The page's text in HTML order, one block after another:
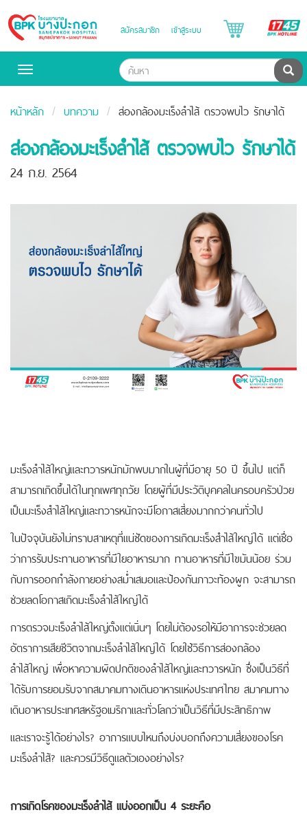
Bangpakok
Hospital
สมัครสมาชิก เข้าสู่ระบบ
Toggle
ค้น
หน้าหลัก บทความ ส่องกล้องมะเร็งลำไส้ ตรวจพบไว รักษาได้
ส่องกล้องมะเร็งลำไส้ ตรวจพบไว รักษาได้
24 ก.ย. 2564
มะเร็งลำไส้ใหญ่และทวารหนักมักพบมากในผู้ที่มีอายุ 50 ปี ขึ้นไป แต่ก็
สามารถเกิดขึ้นได้ในทุกเพศทุกวัย โดยผู้ที่มีประวัติบุคคลในครอบครัวป่วย
เป็นมะเร็งสำไส้ใหญ่และทวารหนักจะมีโอกาสเสี่ยงมากกว่าคนทั่วไป
ในปัจจุบันยังไม่ทราบสาเหตุที่แน่ชัดของการเกิดมะเร็งสำไส้ใหญ่ได้ แต่เชื่อ
ว่าการรับประทานอาหารที่มีใยอาหารมาก ทานอาหารที่มีไขมันน้อย ร่วม
กับการออกกำลังกายอย่างสม่ำเสมอและป้องกันภาวะท้องผูก จะสามารถ
ช่วยลดโอกาสเกิดมะเร็งลำไส้ใหญ่ได้
การตรวจมะเร็งลำไส้ใหญ่ตั้งแต่เนิ่นๆ โดยไม่ต้องรอให้มีอาการจะช่วยลด
อัตราการเสียชีวิตจากมะเร็งลำไส้ใหญ่ได้ โดยใช้วิธีการส่องกล้อง
ลำไส้ใหญ่ เพื่อหาความผิดปกติของลำไส้ใหญ่และทวารหนัก ซึ่งเป็นวิธีที่
ได้รับการยอมรับจากสมาคมทางเดินอาหารแห่งประเทศไทย สมาคมทาง
เดินอาหารประเทศสหรัฐอเมริกาและทั่วโลกว่าเป็นวิธีที่มีประสิทธิภาพ
และเราจะรู้ได้อย่างไร? อาการแบบไหนถึงบ่งบอกถึงความเสี่ยงของโรค
มะเร็งลำไส้? และควรมีวิธีดูแลตัวเองอย่างไร?
การเกิดโรคของมะเร็งลำไส้ แบ่งออกเป็น 4 ระยะคือ